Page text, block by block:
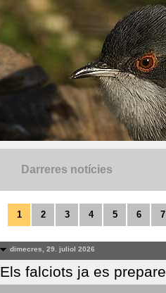
Darreres notícies
1 2 3 4 5 6 7
dimecres, 29. juliol 2026
Els falciots ja es